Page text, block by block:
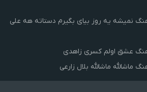
نمیشه یه روز بیای بگیرم دستاته هه علی
عشق اولم کسری زاهدی
ماشالله ماشالله بلال زارعی